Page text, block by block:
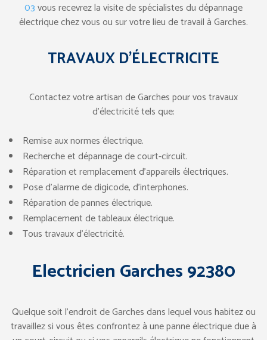
03vous recevrez la visite de spécialistes du dépannage
électrique chez vous ou sur votre lieu de travail à Garches.
TRAVAUX D’ÉLECTRICITE
Contactez votre artisan de Garches pour vos travaux
d’électricité tels que:
Remise aux normes électrique.
Recherche et dépannage de court-circuit.
Réparation et remplacement d’appareils électriques.
Pose d’alarme de digicode, d’interphones.
Réparation de pannes électrique.
Remplacement de tableaux électrique.
Tous travaux d’électricité.
Electricien Garches 92380
Quelque soit l’endroit de Garches dans lequel vous habitez ou
travaillez si vous êtes confrontez à une panne électrique due à